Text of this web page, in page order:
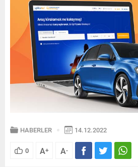
HABERLER 14.12.2022
0 A+ A-